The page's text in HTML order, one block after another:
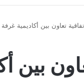
تعاون بين أكاديمية
بين